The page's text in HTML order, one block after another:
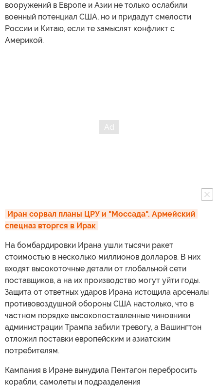
вооружений в Европе и Азии не только ослабили
военный потенциал США, но и придадут смелости
России и Китаю, если те замыслят конфликт с
Америкой.
Иран сорвал планы ЦРУ и "Моссада". Армейский
спецназ вторгся в Ирак
На бомбардировки Ирана ушли тысячи ракет
стоимостью в несколько миллионов долларов. В них
входят высокоточные детали от глобальной сети
поставщиков, а на их производство могут уйти годы.
Защита от ответных ударов Ирана истощила арсеналы
противовоздушной обороны США настолько, что в
частном порядке высокопоставленные чиновники
администрации Трампа забили тревогу, а Вашингтон
отложил поставки европейским и азиатским
потребителям.
Кампания в Иране вынудила Пентагон перебросить
корабли, самолеты и подразделения